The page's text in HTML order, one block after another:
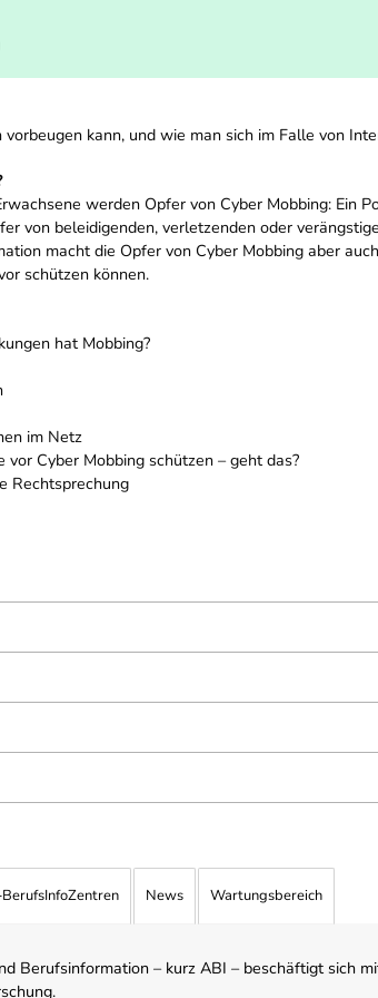
kann, und wie man sich im Falle von
werden Opfer von Cyber Mobbing:
von beleidigenden, verletzenden oder
macht die Opfer von Cyber Mobbing aber
schützen können.
hat Mobbing?
im Netz
vor Cyber Mobbing schützen – geht das?
Rechtsprechung
News Wartungsbereich
Berufsinformation – kurz ABI – beschäftigt sich